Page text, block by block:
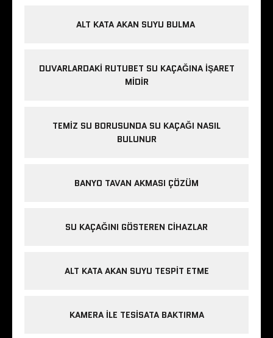
ALT KATA AKAN SUYU BULMA
DUVARLARDAKI RUTUBET SU KAÇAĞINA İŞARET
MIDIR
TEMIZ SU BORUSUNDA SU KAÇAĞI NASIL
BULUNUR
BANYO TAVAN AKMASI ÇÖZÜM
SU KAÇAĞINI GÖSTEREN CIHAZLAR
ALT KATA AKAN SUYU TESPIT ETME
KAMERA ILE TESISATA BAKTIRMA